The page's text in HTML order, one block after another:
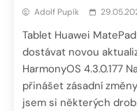
Adolf Pupík
Tablet Huawei
dostávat novou
HarmonyOS 4.3.0.177
přinášet zásadní
jsem si některých